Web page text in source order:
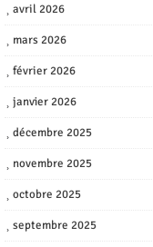
avril 2026
mars 2026
février 2026
janvier 2026
décembre 2025
novembre 2025
octobre 2025
septembre 2025